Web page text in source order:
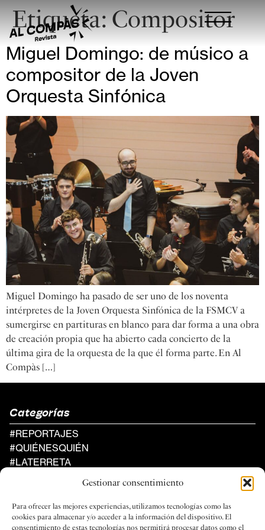
Gestionar consentimiento
Para ofrecer las mejores experiencias, utilizamos tecnologías como las
cookies para almacenar y/o acceder a la información del dispositivo. El
consentimiento de estas tecnologías nos permitirá procesar datos como el
Etiqueta:Compositor
Miguel Domingo: de músico a
compositor de la Joven
Orquesta Sinfónica
Miguel Domingo ha pasado de ser uno de los noventa
intérpretes de la Joven Orquesta Sinfónica de la FSMCV a
sumergirse en partituras en blanco para dar forma a una obra
de creación propia que ha abierto cada concierto de la
última gira de la orquesta de la que él forma parte. En Al
Compàs […]
Categorías
#REPORTAJES
#QUIÉNESQUIÉN
#LATERRETA
UN PROYECTO DE LA FEDERACIÓN
DE SOCIEDADES MUSICALES